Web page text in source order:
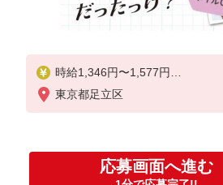
時給1,346円〜1,577円
★土日祝日は時給100円アップ！
東京都足立区
応募画面へ進む